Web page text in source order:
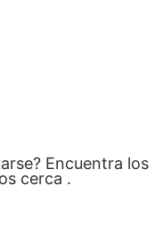
Encuentra los
cerca .